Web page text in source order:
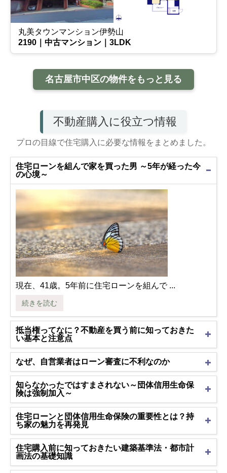
丸美タウンマンション伊勢山
2190｜中古マンション｜3LDK
名古屋市中区の物件をもっと見る
不動産購入に役立つ情報
プロの目線で住宅購入に必要な情報をまとめました。
住宅ローンを組んで家を買った男 ～5年が経った今
の心境～
現在、41歳。5年前に住宅ローンを組んで ...
続きを読む
抵当権ってなに？不動産を買う前に知っておきた
い基本と注意点
なぜ、自営業者はローン審査に不利なのか
知らなかったではすまされない～団体信用生命保
険は強制加入～
住宅ローンと団体信用生命保険の重要性とは？持
ち家の魅力を再発見
住宅購入前に知っておきたい建築基準法・都市計
画法の基礎知識